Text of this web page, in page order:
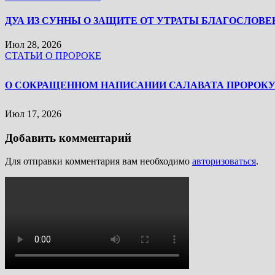
ДУА ИЗ СУННЫ О ЗАЩИТЕ ОТ УТРАТЫ
Июл 28, 2026
СТАТЬИ О ПРОРОКЕ
Июл 17, 2026
Добавить комментарий
Для отправки комментария вам необходимо авторизоваться.